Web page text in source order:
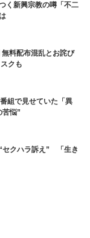
く新興宗教の噂「不二
料配布混乱とお詫び
クも
組で見せていた「異
苦悩”
セクハラ訴え” 「生き